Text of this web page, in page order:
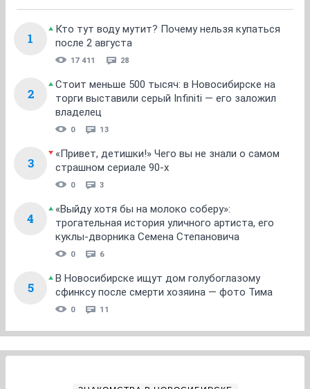
1
Кто тут воду мутит? Почему нельзя купаться
после 2 августа
17 411 28
2
Стоит меньше 500 тысяч: в Новосибирске на
торги выставили серый Infiniti — его заложил
владелец
0 13
3
«Привет, детишки!» Чего вы не знали о самом
страшном сериале 90-х
0 3
4
«Выйду хотя бы на молоко соберу»:
трогательная история уличного артиста, его
куклы-дворника Семена Степановича
0 6
5
В Новосибирске ищут дом голубоглазому
сфинксу после смерти хозяина — фото Тима
0 11